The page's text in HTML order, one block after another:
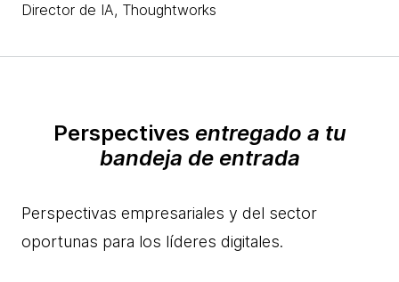
Director de IA, Thoughtworks
Perspectives entregado a tu
bandeja de entrada
Perspectivas empresariales y del sector
oportunas para los líderes digitales.